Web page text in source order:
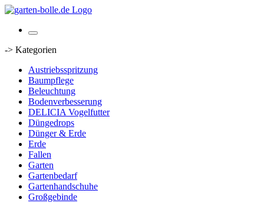
-> Kategorien
Austriebsspritzung
Baumpflege
Beleuchtung
Bodenverbesserung
DELICIA Vogelfutter
Düngedrops
Dünger & Erde
Erde
Fallen
Garten
Gartenbedarf
Gartenhandschuhe
Großgebinde